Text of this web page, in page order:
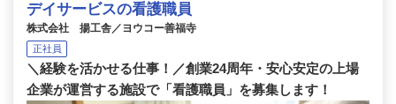
デイサービスの看護職員
株式会社 揚工舎／ヨウコー善福寺
正社員
＼経験を活かせる仕事！／創業24周年・安心安定の上場
企業が運営する施設で「看護職員」を募集します！